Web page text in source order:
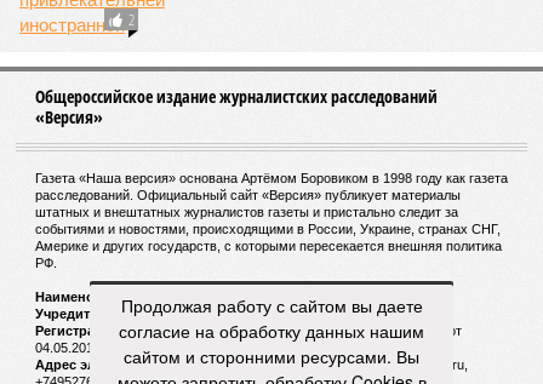
2
Общероссийское издание журналистских расследований
«Версия»
Газета «Наша версия» основана Артёмом Боровиком в 1998 году как газета
расследований. Официальный сайт «Версия» публикует материалы
штатных и внештатных журналистов газеты и пристально следит за
событиями и новостями, происходящими в России, Украине, странах СНГ,
Америке и других государств, с которыми пересекается внешняя политика
РФ.
Наименование:
Учредитель:
ООО «Версия»,Главный редактор:Горевой Р. Г.
Регистрационный номер Роскомнадзора:ЭЛ № ФС 77 - 72681 от
04.05.2018 г.
Адрес электронной почты и телефон редакции:versia@versia.ru,
Продолжая работу с сайтом вы даете
согласие на обработку данных нашим
сайтом и сторонними ресурсами. Вы